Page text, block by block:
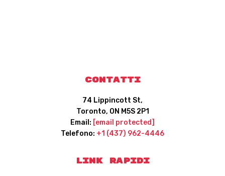
Contatti
74 Lippincott St,
Toronto, ON M5S 2P1
Email: [email protected]
Telefono: +1 (437) 962-4446
Link rapidi